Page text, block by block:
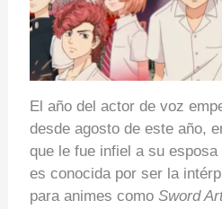
El año del actor de voz
desde agosto de este año,
que le fue infiel a su esposa
es conocida por ser la
para animes como Sword